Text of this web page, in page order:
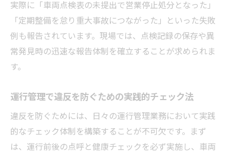
実際に「車両点検表の未提出で営業停止処分となった」
「定期整備を怠り重大事故につながった」といった失敗
例も報告されています。現場では、点検記録の保存や異
常発見時の迅速な報告体制を確立することが求められま
す。
運行管理で違反を防ぐための実践的チェック法
違反を防ぐためには、日々の運行管理業務において実践
的なチェック体制を構築することが不可欠です。まず
は、運行前後の点呼と健康チェックを必ず実施し、車両